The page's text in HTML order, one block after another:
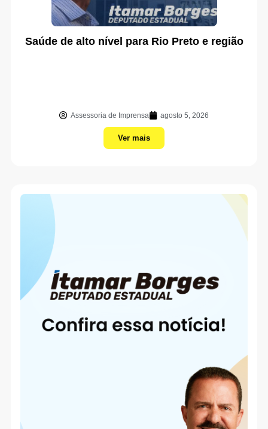
Saúde de alto nível para Rio Preto e região
Assessoria de Imprensa agosto 5, 2026
Ver mais